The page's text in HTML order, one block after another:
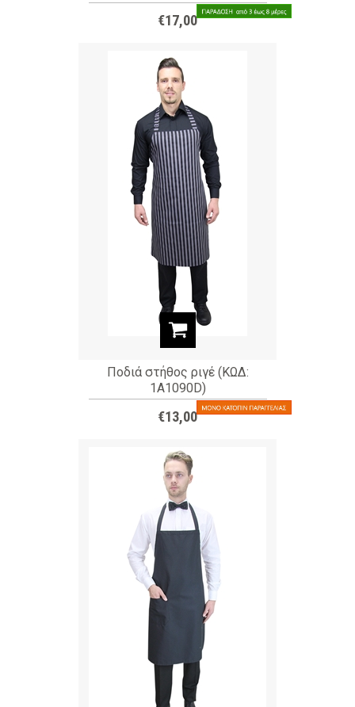
€17,00
Ποδιά στήθος ριγέ (ΚΩΔ:
1A1090D)
€13,00